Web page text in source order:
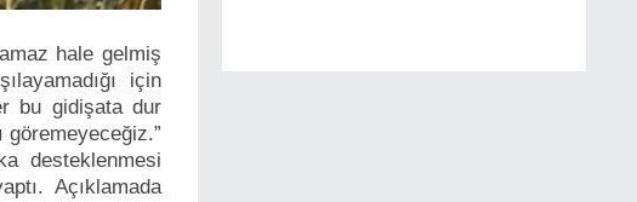
hale gelmiş
için
bu gidişata dur
göremeyeceğiz.”
desteklenmesi
Açıklamada